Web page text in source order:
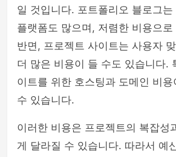
일 것입니다. 포트폴리오 블로그
플랫폼도 많으며, 저렴한 비용으
반면, 프로젝트 사이트는 사용자
더 많은 비용이 들 수도 있습니다.
이트를 위한 호스팅과 도메인 비
수 있습니다.
이러한 비용은 프로젝트의 복잡성
게 달라질 수 있습니다. 따라서 예